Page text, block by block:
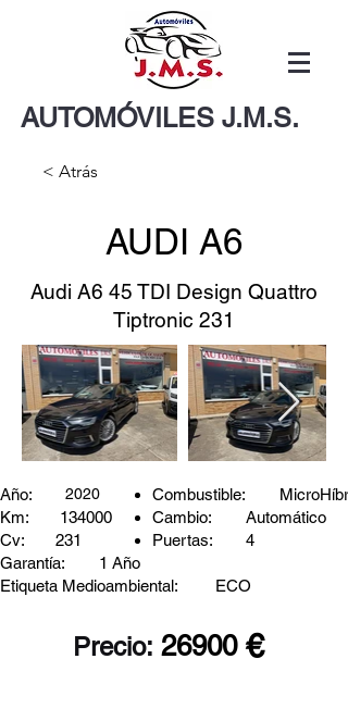
AUTOMÓVILES J.M.S.
< Atrás
AUDI A6
Audi A6 45 TDI Design Quattro
Tiptronic 231
Año: 2020 Combustible:
Km:
134000 Cambio:
Automático
231
Cv: 4
Puertas:
Garantía:
1 Año
Etiqueta Medioambiental:
ECO
Precio: 26900 €